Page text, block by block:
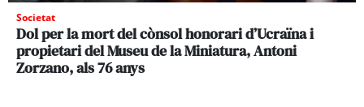
Societat
Dol per la mort del cònsol honorari d’Ucraïna i
propietari del Museu de la Miniatura, Antoni
Zorzano, als 76 anys